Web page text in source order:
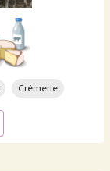
Crèmerie